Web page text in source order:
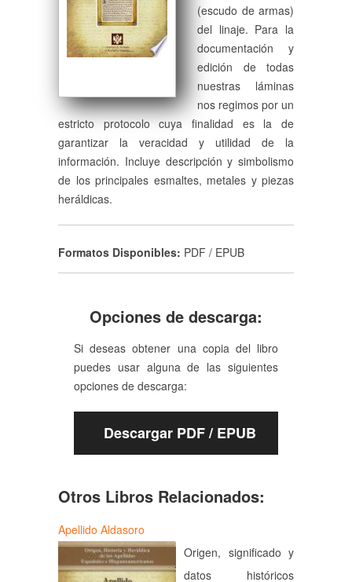
(escudo de armas)
del linaje. Para la
documentación y
edición de todas
nuestras láminas
nos regimos por un
estricto protocolo cuya finalidad es la de
garantizar la veracidad y utilidad de la
información. Incluye descripción y simbolismo
de los principales esmaltes, metales y piezas
heráldicas.
Formatos Disponibles: PDF / EPUB
Opciones de descarga:
Si deseas obtener una copia del libro
puedes usar alguna de las siguientes
opciones de descarga:
Descargar PDF / EPUB
Otros Libros Relacionados:
Apellido Aldasoro
Origen, significado y
datos históricos